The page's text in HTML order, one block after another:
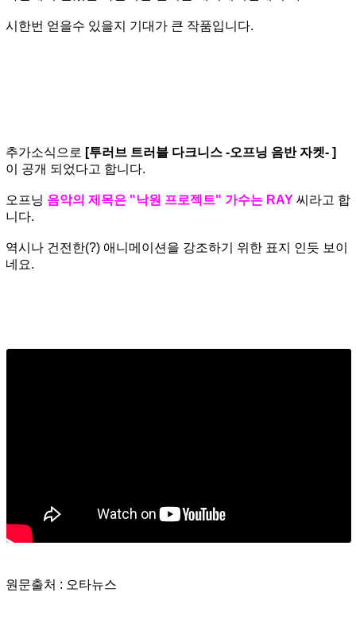
시한번 얻을수 있을지 기대가 큰 작품입니다.
추가소식으로 [투러브 트러블 다크니스 -오프닝 음반 자켓- ]
이 공개 되었다고 합니다.
오프닝 음악의 제목은 "낙원 프로젝트" 가수는 RAY 씨라고 합
니다.
역시나 건전한(?) 애니메이션을 강조하기 위한 표지 인듯 보이
네요.
원문출처 : 오타뉴스